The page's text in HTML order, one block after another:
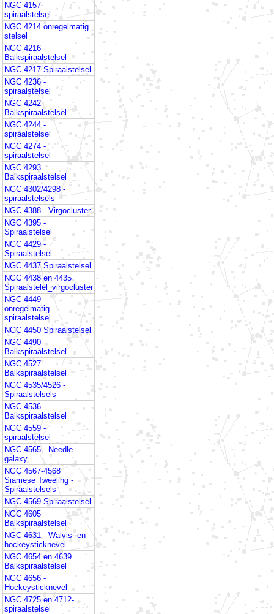
NGC 4157 -
spiraalstelsel
NGC 4214 onregelmatig
stelsel
NGC 4216
Balkspiraalstelsel
NGC 4217 Spiraalstelsel
NGC 4236 -
spiraalstelsel
NGC 4242
Balkspiraalstelsel
NGC 4244 -
spiraalstelsel
NGC 4274 -
spiraalstelsel
NGC 4293
Balkspiraalstelsel
NGC 4302/4298 -
spiraalstelsels
NGC 4388 - Virgocluster
NGC 4395 -
Spiraalstelsel
NGC 4429 -
Spiraalstelsel
NGC 4437 Spiraalstelsel
NGC 4438 en 4435
Spiraalstelel_virgocluster
NGC 4449 -
onregelmatig
spiraalstelsel
NGC 4450 Spiraalstelsel
NGC 4490 -
Balkspiraalstelsel
NGC 4527
Balkspiraalstelsel
NGC 4535/4526 -
Spiraalstelsels
NGC 4536 -
Balkspiraalstelsel
NGC 4559 -
spiraalstelsel
NGC 4565 - Needle
galaxy
NGC 4567-4568
Siamese Tweeling -
Spiraalstelsels
NGC 4569 Spiraalstelsel
NGC 4605
Balkspiraalstelsel
NGC 4631 - Walvis- en
hockeysticknevel
NGC 4654 en 4639
Balkspiraalstelsel
NGC 4656 -
Hockeysticknevel
NGC 4725 en 4712-
spiraalstelsel